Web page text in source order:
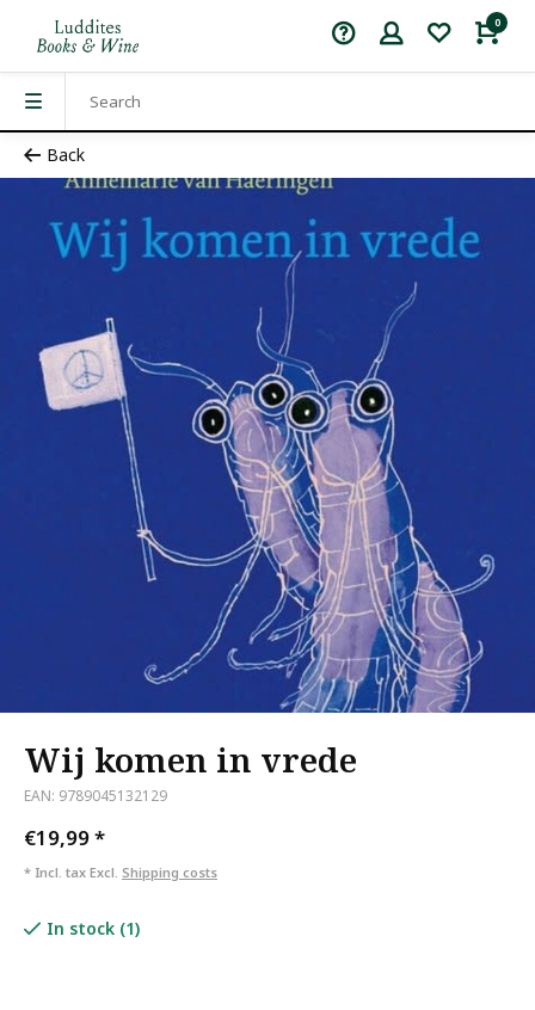
0
Back
Wij komen in vrede
EAN: 9789045132129
€19,99*
* Incl. tax Excl. Shipping costs
In stock (1)